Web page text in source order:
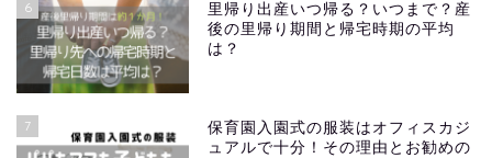
6
里帰り出産いつ帰る？いつまで？産
後の里帰り期間と帰宅時期の平均
は？
7
保育園入園式の服装はオフィスカジ
ュアルで十分！その理由とお勧めの